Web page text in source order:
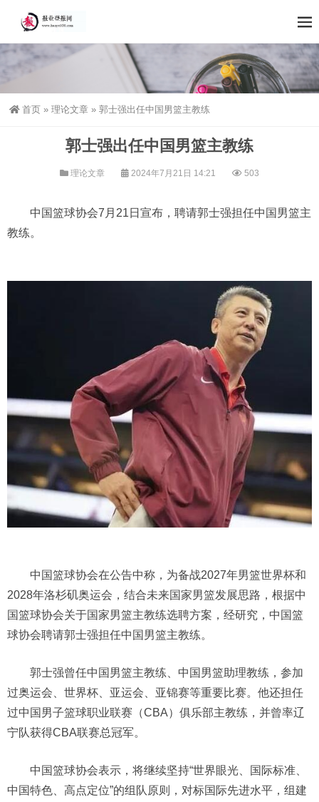
首页 » 理论文章 » 郭士强出任中国男篮主教练
郭士强出任中国男篮主教练
理论文章 2024年7月21日 14:21 503
中国篮球协会7月21日宣布，聘请郭士强担任中国男篮主
教练。
中国篮球协会在公告中称，为备战2027年男篮世界杯和
2028年洛杉矶奥运会，结合未来国家男篮发展思路，根据中
国篮球协会关于国家男篮主教练选聘方案，经研究，中国篮
球协会聘请郭士强担任中国男篮主教练。
郭士强曾任中国男篮主教练、中国男篮助理教练，参加
过奥运会、世界杯、亚运会、亚锦赛等重要比赛。他还担任
过中国男子篮球职业联赛（CBA）俱乐部主教练，并曾率辽
宁队获得CBA联赛总冠军。
中国篮球协会表示，将继续坚持“世界眼光、国际标准、
中国特色、高点定位”的组队原则，对标国际先进水平，组建